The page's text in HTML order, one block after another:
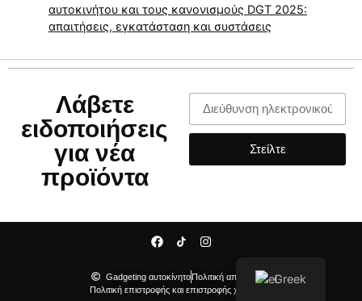
αυτοκινήτου και τους κανονισμούς DGT 2025:
απαιτήσεις, εγκατάσταση και συστάσεις
Λάβετε
ειδοποιήσεις
για νέα
προϊόντα
Στείλτε
Gadgeting αυτοκίνητοΠολιτική απορρήτου
Πολιτική επιστροφής και επιστροφής χρημάτων
Greek